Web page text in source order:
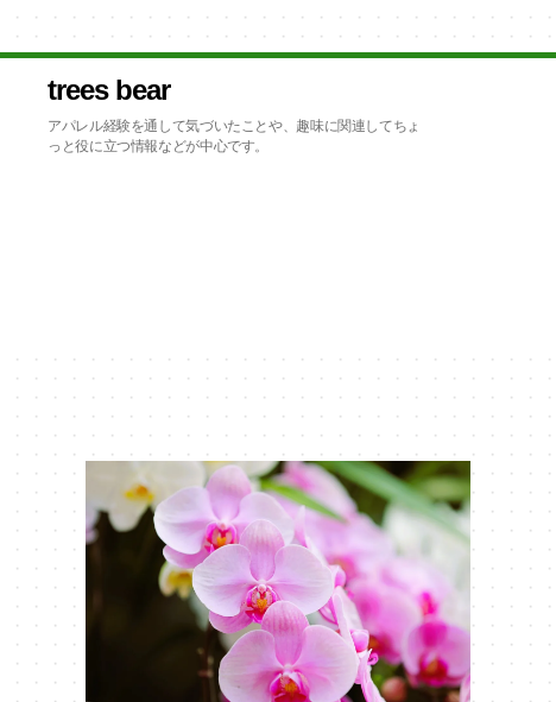
trees bear
アパレル経験を通して気づいたことや、趣味に関連してちょ
っと役に立つ情報などが中心です。